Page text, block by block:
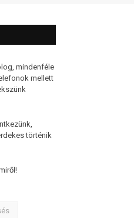
mindenféle
mellett
történik